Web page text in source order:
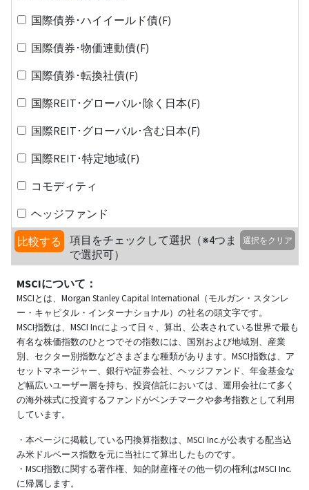
国際債券･ハイイールド債(F)
国際債券･物価連動債(F)
国際債券･転換社債(F)
国際REIT･グローバル･除く日本(F)
国際REIT･グローバル･含む日本(F)
国際REIT･特定地域(F)
コモディティ
ヘッジファンド
比較する
項目をチェックして選択（※4つま
で選択可）
選択をクリア
MSCIについて：
MSCIとは、Morgan Stanley Capital International（モルガン・スタンレ
ー・キャピタル・インターナショナル）の社名の頭文字です。
MSCI指数は、MSCI Incによって日々、算出、公表されている世界で最も
有名な株価指数のひとつでその指数には、国別および地域別、産業
別、セクター別指数などさまざまな種類があります。MSCI指数は、ア
セットマネージャー、銀行や証券会社、ヘッジファンド、年金基金な
ど幅広いユーザー層を持ち、投資信託においては、運用会社にて多く
の海外株式に投資するファンドがベンチマークや参考指数として利用
しています。
・本ページに掲載している円換算指数は、MSCI Inc.が公表する配当込
み米ドルベース指数を元に当社にて算出したものです。
・MSCI指数に関する著作権、知的財産権その他一切の権利はMSCI Inc.
に帰属します。